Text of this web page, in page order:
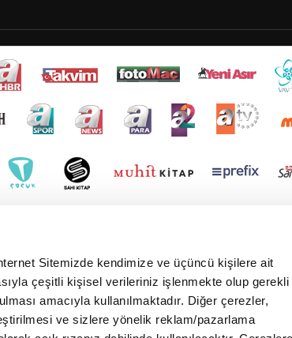
Sitemizde kendimize ve üçüncü kişilere ait
çeşitli kişisel verileriniz işlenmekte olup gerekli
amacıyla kullanılmaktadır. Diğer çerezler,
ve sizlere yönelik reklam/pazarlama